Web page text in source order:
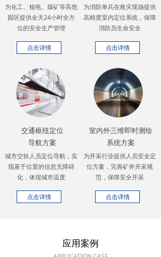
为消防单兵在救灾现场提供
高精度室内定位系统，保障
消防员生命安全
点击详情
为化工、核电、煤矿等高危
园区提供全天24小时全方
位的安全生产管理
点击详情
城市交轨人员定位导航，实
现基于位置的信息无障碍
化，体现城市温度
交通枢纽定位
导航方案
点击详情
为开采行业提供人员安全定
位方案，完善矿井开采规
范，保障安全开采
室内外三维即时测绘
系统方案
点击详情
应用案例